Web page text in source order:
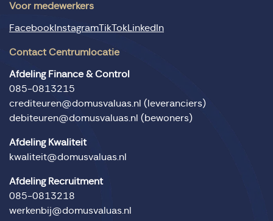
Voor medewerkers
FacebookInstagramTikTokLinkedIn
Contact Centrumlocatie
Afdeling Finance & Control
085-0813215
crediteuren@domusvaluas.nl (leveranciers)
debiteuren@domusvaluas.nl (bewoners)
Afdeling Kwaliteit
kwaliteit@domusvaluas.nl
Afdeling Recruitment
085-0813218
werkenbij@domusvaluas.nl